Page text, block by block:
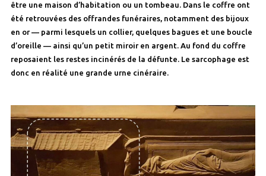
être une maison d’habitation ou un tombeau. Dans le coffre ont
été retrouvées des offrandes funéraires, notamment des bijoux
en or — parmi lesquels un collier, quelques bagues et une boucle
d’oreille — ainsi qu’un petit miroir en argent. Au fond du coffre
reposaient les restes incinérés de la défunte. Le sarcophage est
donc en réalité une grande urne cinéraire.